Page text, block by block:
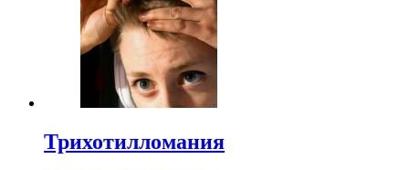
Трихотилломания